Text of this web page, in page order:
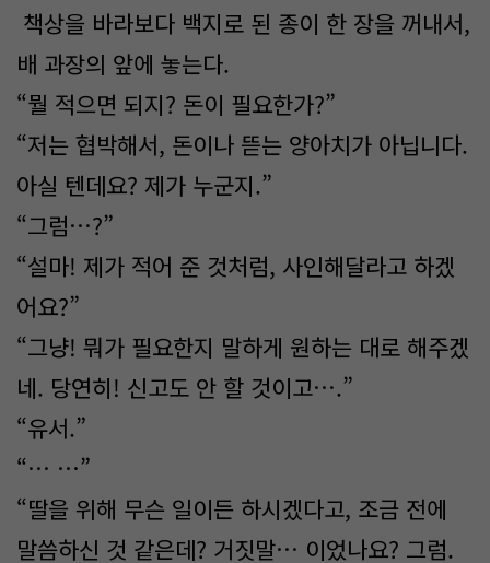
책상을 바라보다 백지로 된 종이 한 장을 꺼내서,
배 과장의 앞에 놓는다.
“뭘 적으면 되지? 돈이 필요한가?”
“저는 협박해서, 돈이나 뜯는 양아치가 아닙니다.
아실 텐데요? 제가 누군지.”
“그럼…?”
“설마! 제가 적어 준 것처럼, 사인해달라고 하겠
어요?”
“그냥! 뭐가 필요한지 말하게 원하는 대로 해주겠
네. 당연히! 신고도 안 할 것이고….”
“유서.”
“… …”
“딸을 위해 무슨 일이든 하시겠다고, 조금 전에
말씀하신 것 같은데? 거짓말… 이었나요? 그럼.